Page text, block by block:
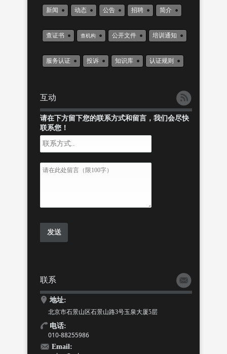
新闻 动态 公告 招聘 简介
查证书 查机构 公开文件 培训通知
服务认证 投诉 知识库 认证规则
互动
请在下方留下您的联系方式和留言，我们会尽快
联系您！
联系
地址:
北京市石景山区石景山路3号玉泉大厦5层
电话:
010-88255986
Email: